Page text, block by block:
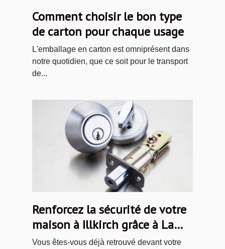
Comment choisir le bon type
de carton pour chaque usage
L'emballage en carton est omniprésent dans
notre quotidien, que ce soit pour le transport
de...
Renforcez la sécurité de votre
maison à Illkirch grâce à La
Compagnie des Serruriers
Vous êtes-vous déjà retrouvé devant votre